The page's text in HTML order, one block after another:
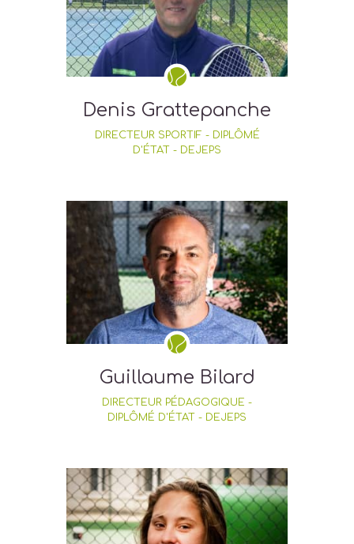
Denis Grattepanche
DIRECTEUR SPORTIF - DIPLÔMÉ
D'ÉTAT - DEJEPS
Guillaume Bilard
DIRECTEUR PÉDAGOGIQUE -
DIPLÔMÉ D'ÉTAT - DEJEPS